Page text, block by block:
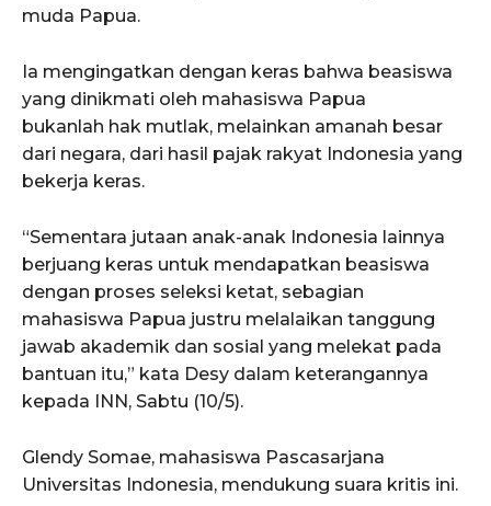
muda Papua.
Ia mengingatkan dengan keras bahwa beasiswa
yang dinikmati oleh mahasiswa Papua
bukanlah hak mutlak, melainkan amanah besar
dari negara, dari hasil pajak rakyat Indonesia yang
bekerja keras.
“Sementara jutaan anak-anak Indonesia lainnya
berjuang keras untuk mendapatkan beasiswa
dengan proses seleksi ketat, sebagian
mahasiswa Papua justru melalaikan tanggung
jawab akademik dan sosial yang melekat pada
bantuan itu,” kata Desy dalam keterangannya
kepada INN, Sabtu (10/5).
Glendy Somae, mahasiswa Pascasarjana
Universitas Indonesia, mendukung suara kritis ini.